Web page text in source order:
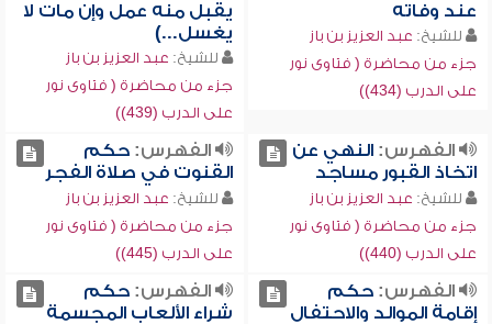
عند وفاته
للشيخ: عبد العزيز بن باز
جزء من محاضرة ( فتاوى نور
على الدرب (434))
يقبل منه عمل وإن مات لا
يغسل...)
للشيخ: عبد العزيز بن باز
جزء من محاضرة ( فتاوى نور
على الدرب (439))
الفهرس:النهي عن
اتخاذ القبور مساجد
للشيخ: عبد العزيز بن باز
جزء من محاضرة ( فتاوى نور
على الدرب (440))
الفهرس:حكم
القنوت في صلاة الفجر
للشيخ: عبد العزيز بن باز
جزء من محاضرة ( فتاوى نور
على الدرب (445))
الفهرس:حكم
إقامة الموالد والاحتفال
الفهرس:حكم
شراء الألعاب المجسمة